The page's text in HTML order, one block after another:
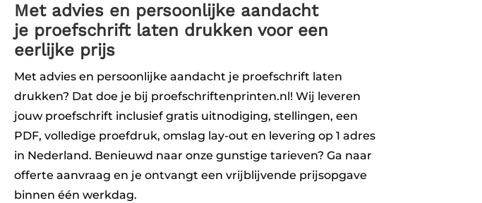
Met advies en persoonlijke aandacht
je proefschrift laten drukken voor een
eerlijke prijs
Met advies en persoonlijke aandacht je proefschrift laten
drukken? Dat doe je bij proefschriftenprinten.nl! Wij leveren
jouw proefschrift inclusief gratis uitnodiging, stellingen, een
PDF, volledige proefdruk, omslag lay-out en levering op 1 adres
in Nederland. Benieuwd naar onze gunstige tarieven? Ga naar
offerte aanvraag en je ontvangt een vrijblijvende prijsopgave
binnen één werkdag.